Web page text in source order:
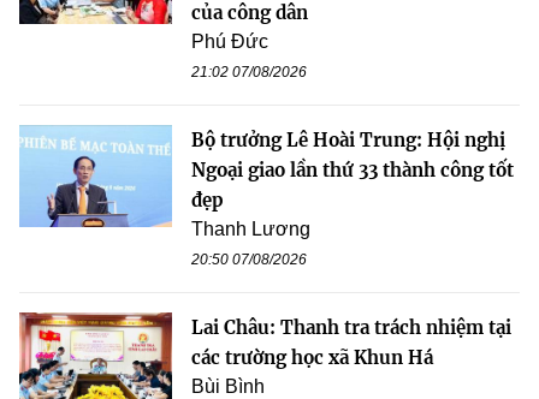
của công dân
Phú Đức
21:02 07/08/2026
Bộ trưởng Lê Hoài Trung: Hội nghị
Ngoại giao lần thứ 33 thành công tốt
đẹp
Thanh Lương
20:50 07/08/2026
Lai Châu: Thanh tra trách nhiệm tại
các trường học xã Khun Há
Bùi Bình